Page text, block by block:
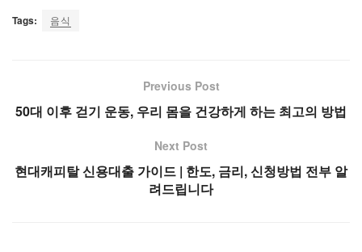
Tags: 음식
Previous Post
50대 이후 걷기 운동, 우리 몸을 건강하게 하는 최고의 방법
Next Post
현대캐피탈 신용대출 가이드 | 한도, 금리, 신청방법 전부 알
려드립니다